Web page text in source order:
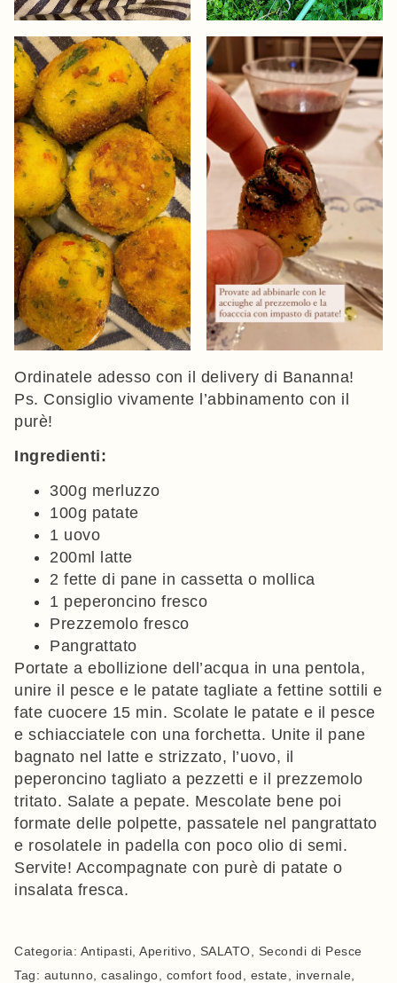
Ordinatele adesso con il delivery di Bananna!
Ps. Consiglio vivamente l’abbinamento con il
purè!
Ingredienti:
300g merluzzo
100g patate
1 uovo
200ml latte
2 fette di pane in cassetta o mollica
1 peperoncino fresco
Prezzemolo fresco
Pangrattato
Portate a ebollizione dell’acqua in una pentola,
unire il pesce e le patate tagliate a fettine sottili e
fate cuocere 15 min. Scolate le patate e il pesce
e schiacciatele con una forchetta. Unite il pane
bagnato nel latte e strizzato, l’uovo, il
peperoncino tagliato a pezzetti e il prezzemolo
tritato. Salate a pepate. Mescolate bene poi
formate delle polpette, passatele nel pangrattato
e rosolatele in padella con poco olio di semi.
Servite! Accompagnate con purè di patate o
insalata fresca.
Categoria: Antipasti Aperitivo SALATO
Secondi di Pesce
Tag: autunno casalingo comfort food estate invernale